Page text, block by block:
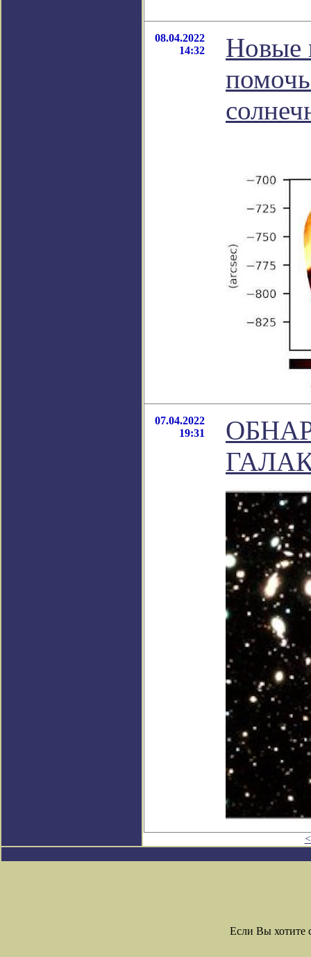
08.04.2022
14:32
Новые
07.04.2022
19:31
Если Вы хотите